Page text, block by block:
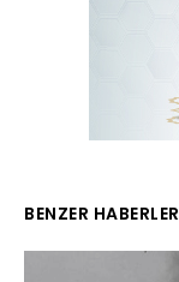
BENZER HABERLER